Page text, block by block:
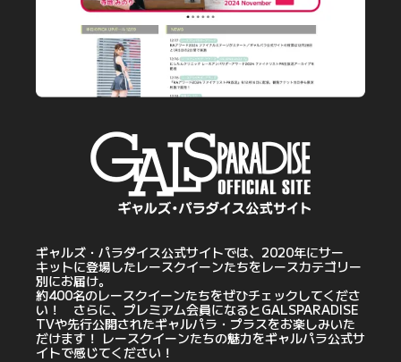
ギャルズ・パラダイス公式サイトでは、2020年にサー
キットに登場したレースクイーンたちをレースカテゴリー
別にお届け。
約400名のレースクイーンたちをぜひチェックしてくださ
い！ さらに、プレミアム会員になるとGALSPARADISE
TVや先行公開されたギャルパラ・プラスをお楽しみいた
だけます！ レースクイーンたちの魅力をギャルパラ公式サ
イトで感じてください！